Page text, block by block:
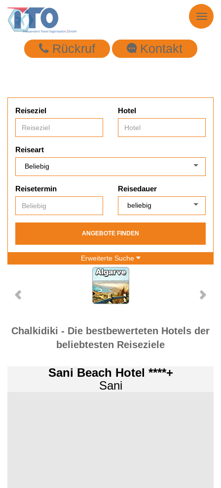
Toggle
Rückruf Kontakt
Reiseziel Hotel
Reiseart
Reisetermin Reisedauer
ANGEBOTE FINDEN
Erweiterte Suche
Chalkidiki - Die bestbewerteten Hotels der
beliebtesten Reiseziele
Sani Beach Hotel ****+
Sani